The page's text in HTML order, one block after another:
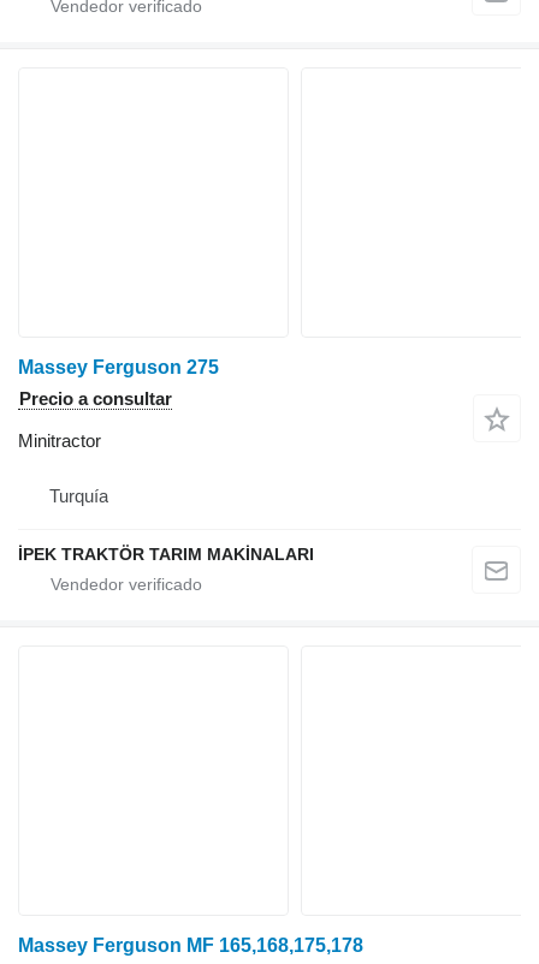
Massey Ferguson 275
Precio a consultar
Minitractor
Turquía
İPEK TRAKTÖR TARIM MAKİNALARI
Massey Ferguson MF 165,168,175,178